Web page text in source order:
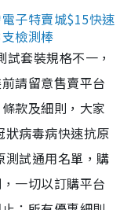
子特賣城$15快速
檢測棒
套裝規格不一，
請留意售賣平台
款及細則，大家
狀病毒病快速抗原
試通用名單，購
一切以訂購平台